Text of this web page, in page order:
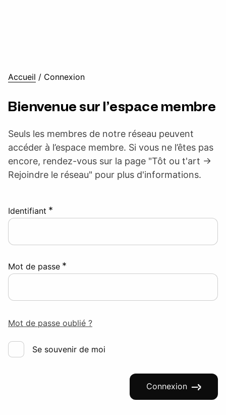
Accueil / Connexion
Bienvenue sur l’espace membre
Seuls les membres de notre réseau peuvent
accéder à l’espace membre. Si vous ne l’êtes pas
encore, rendez-vous sur la page "Tôt ou t'art ->
Rejoindre le réseau" pour plus d'informations.
Identifiant *
Mot de passe *
Mot de passe oublié ?
Se souvenir de moi
Connexion